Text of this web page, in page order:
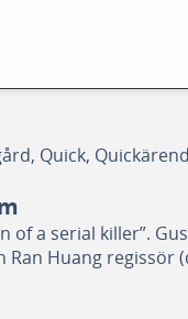
Quick,
a serial killer”.
Huang regissör